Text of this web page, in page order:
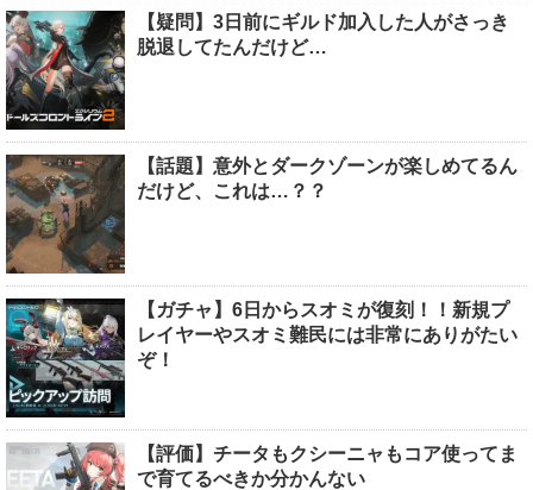
【疑問】3日前にギルド加入した人がさっき
脱退してたんだけど…
【話題】意外とダークゾーンが楽しめてるん
だけど、これは…？？
【ガチャ】6日からスオミが復刻！！新規プ
レイヤーやスオミ難民には非常にありがたい
ぞ！
【評価】チータもクシーニャもコア使ってま
で育てるべきか分かんない